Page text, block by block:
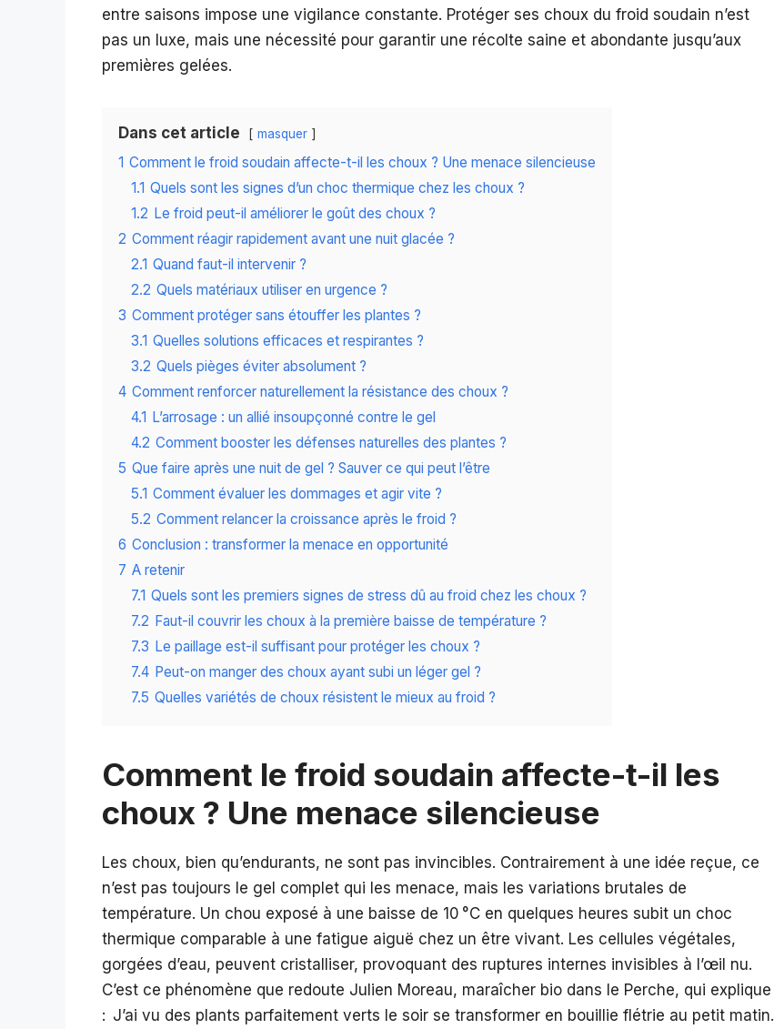
entre saisons impose une vigilance constante. Protéger ses choux du froid soudain n’est
pas un luxe, mais une nécessité pour garantir une récolte saine et abondante jusqu’aux
premières gelées.
Dans cet article masquer
1 Comment le froid soudain affecte-t-il les choux ? Une menace silencieuse
1.1 Quels sont les signes d’un choc thermique chez les choux ?
1.2 Le froid peut-il améliorer le goût des choux ?
2 Comment réagir rapidement avant une nuit glacée ?
2.1 Quand faut-il intervenir ?
2.2 Quels matériaux utiliser en urgence ?
3 Comment protéger sans étouffer les plantes ?
3.1 Quelles solutions efficaces et respirantes ?
3.2 Quels pièges éviter absolument ?
4 Comment renforcer naturellement la résistance des choux ?
4.1 L’arrosage : un allié insoupçonné contre le gel
4.2 Comment booster les défenses naturelles des plantes ?
5 Que faire après une nuit de gel ? Sauver ce qui peut l’être
5.1 Comment évaluer les dommages et agir vite ?
5.2 Comment relancer la croissance après le froid ?
6 Conclusion : transformer la menace en opportunité
7 A retenir
7.1 Quels sont les premiers signes de stress dû au froid chez les choux ?
7.2 Faut-il couvrir les choux à la première baisse de température ?
7.3 Le paillage est-il suffisant pour protéger les choux ?
7.4 Peut-on manger des choux ayant subi un léger gel ?
7.5 Quelles variétés de choux résistent le mieux au froid ?
Comment le froid soudain affecte-t-il les
choux ? Une menace silencieuse
Les choux, bien qu’endurants, ne sont pas invincibles. Contrairement à une idée reçue, ce
n’est pas toujours le gel complet qui les menace, mais les variations brutales de
température. Un chou exposé à une baisse de 10 °C en quelques heures subit un choc
thermique comparable à une fatigue aiguë chez un être vivant. Les cellules végétales,
gorgées d’eau, peuvent cristalliser, provoquant des ruptures internes invisibles à l’œil nu.
C’est ce phénomène que redoute Julien Moreau, maraîcher bio dans le Perche, qui explique
: J’ai vu des plants parfaitement verts le soir se transformer en bouillie flétrie au petit matin.